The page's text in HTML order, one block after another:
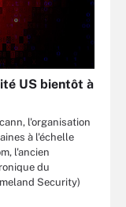
US bientôt à
l'organisation
à l'échelle
l'ancien
du
Security)